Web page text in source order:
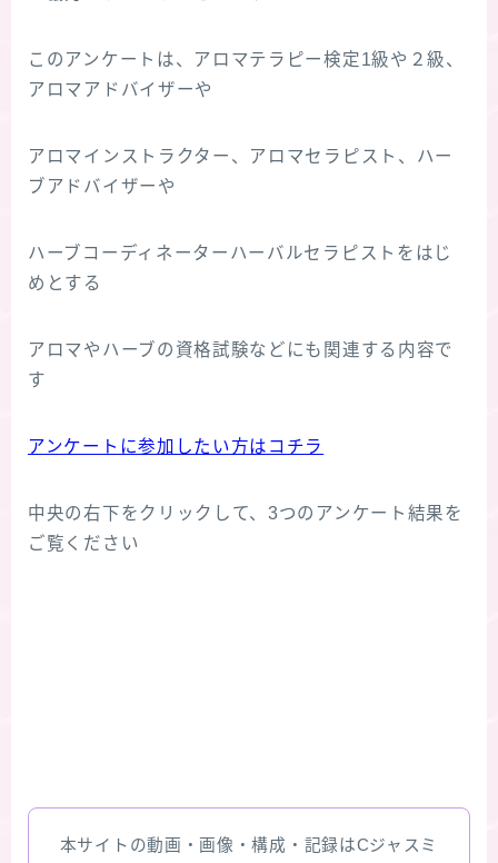
このアンケートは、アロマテラピー検定1級や２級、
アロマアドバイザーや
アロマインストラクター、アロマセラピスト、ハー
ブアドバイザーや
ハーブコーディネーターハーバルセラピストをはじ
めとする
アロマやハーブの資格試験などにも関連する内容で
す
アンケートに参加したい方はコチラ
中央の右下をクリックして、3つのアンケート結果を
ご覧ください
本サイトの動画・画像・構成・記録はCジャスミ